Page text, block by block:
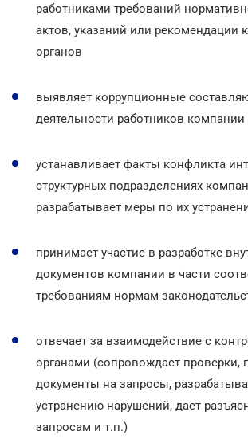
работниками требований
актов, указаний или рекомендации
органов
выявляет коррупционные
деятельности работников компании
устанавливает факты конфликта
структурных подразделениях
разрабатывает меры по их
принимает участие в разработке
документов компании в части
требованиям нормам
отвечает за взаимодействие с
органами (сопровождает проверки,
документы на запросы,
устранению нарушений, дает
запросам и т.п.)